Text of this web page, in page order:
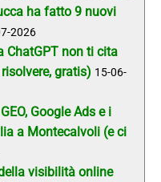
ha fatto 9 nuovi
2026
ChatGPT non ti cita
gratis) 15-06-
Google Ads e i
a Montecalvoli (e ci
visibilità online